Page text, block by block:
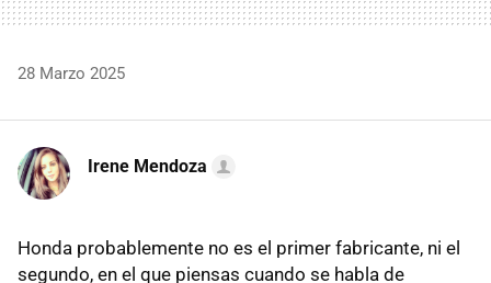
28 Marzo 2025
Irene Mendoza
Honda probablemente no es el primer fabricante, ni el
segundo, en el que piensas cuando se habla de